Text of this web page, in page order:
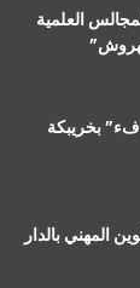
العلمية
المهني بالدار